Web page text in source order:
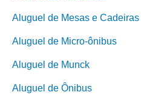
Aluguel de Mesas e Cadeiras
Aluguel de Micro-ônibus
Aluguel de Munck
Aluguel de Ônibus